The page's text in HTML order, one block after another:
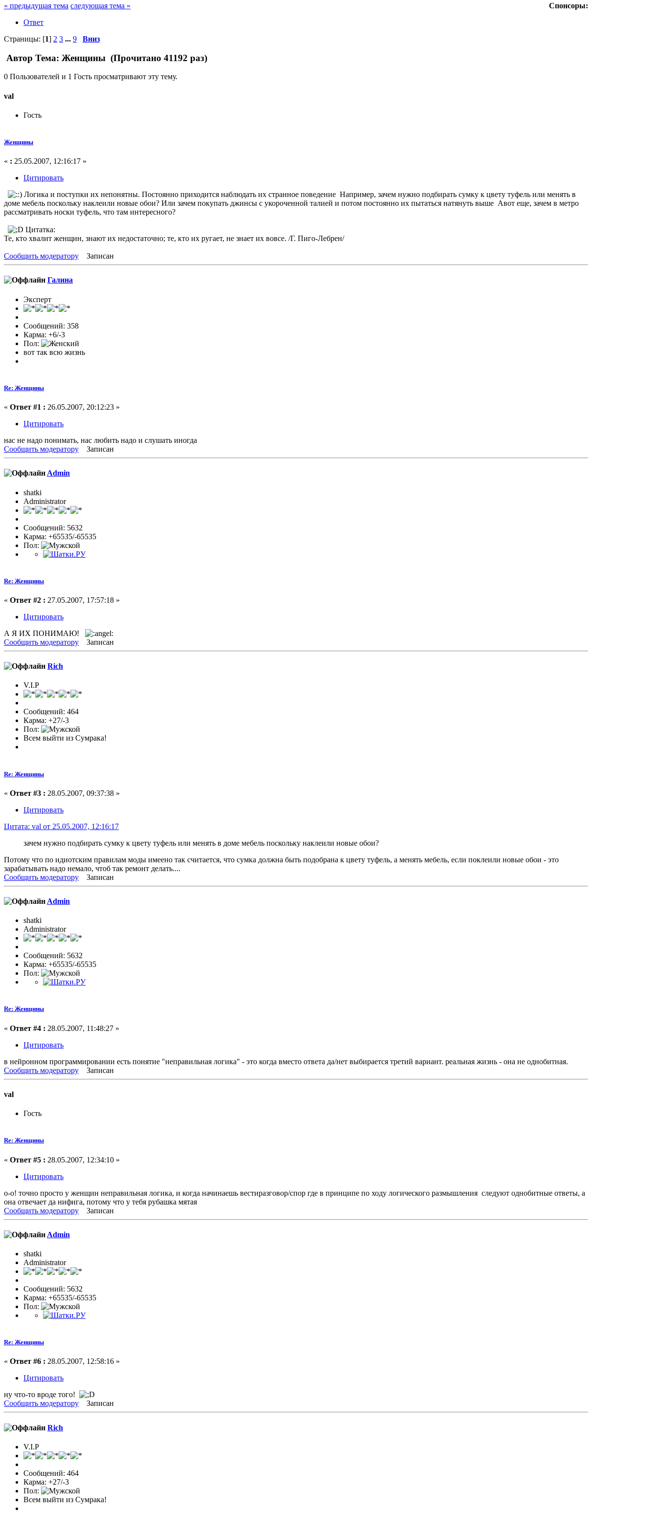
Спонсоры:
« предыдущая тема следующая тема »
Ответ
Страницы: [1] 2 3 ... 9 Вниз
Автор Тема: Женщины (Прочитано 41192 раз)
0 Пользователей и 1 Гость просматривают эту тему.
val
Гость
Женщины
« : 25.05.2007, 12:16:17 »
Цитировать
Логика и поступки их непонятны. Постоянно приходится наблюдать их странное поведение Например, зачем нужно подбирать сумку к цвету туфель или менять в
доме мебель поскольку наклеили новые обои? Или зачем покупать джинсы с укороченной талией и потом постоянно их пытаться натянуть выше Авот еще, зачем в метро
рассматривать носки туфель, что там интересного?
Цитатка:
Те, кто хвалит женщин, знают их недостаточно; те, кто их ругает, не знает их вовсе. /Г. Пиго-Лебрен/
Сообщить модератору Записан
Галина
Эксперт
Сообщений: 358
Карма: +6/-3
Пол:
вот так всю жизнь
Re: Женщины
« Ответ #1 : 26.05.2007, 20:12:23 »
Цитировать
нас не надо понимать, нас любить надо и слушать иногда
Сообщить модератору
Записан
Admin
shatki
Administrator
Сообщений: 5632
Карма: +65535/-65535
Пол:
Re: Женщины
« Ответ #2 : 27.05.2007, 17:57:18 »
Цитировать
А Я ИХ ПОНИМАЮ!
Сообщить модератору
Записан
Rich
V.I.P
Сообщений: 464
Карма: +27/-3
Пол:
Всем выйти из Сумрака!
Re: Женщины
« Ответ #3 : 28.05.2007, 09:37:38 »
Цитировать
Цитата: val от 25.05.2007, 12:16:17
зачем нужно подбирать сумку к цвету туфель или менять в доме мебель поскольку наклеили новые обои?
Потому что по идиотским правилам моды имеено так считается, что сумка должна быть подобрана к цвету туфель, а менять мебель, если поклеили новые обои - это
зарабатывать надо немало, чтоб так ремонт делать....
Сообщить модератору
Записан
Admin
shatki
Administrator
Сообщений: 5632
Карма: +65535/-65535
Пол:
Re: Женщины
« Ответ #4 : 28.05.2007, 11:48:27 »
Цитировать
в нейронном программировании есть понятие "неправильная логика" - это когда вместо ответа да/нет выбирается третий вариант. реальная жизнь - она не однобитная.
Сообщить модератору
Записан
val
Гость
Re: Женщины
« Ответ #5 : 28.05.2007, 12:34:10 »
Цитировать
о-о! точно просто у женщин неправильная логика, и когда начинаешь вестиразговор/спор где в принципе по ходу логического размышления следуют однобитные ответы, а
она отвечает да нифига, потому что у тебя рубашка мятая
Сообщить модератору
Записан
Admin
shatki
Administrator
Сообщений: 5632
Карма: +65535/-65535
Пол:
Re: Женщины
« Ответ #6 : 28.05.2007, 12:58:16 »
Цитировать
ну что-то вроде того!
Сообщить модератору
Записан
Rich
V.I.P
Сообщений: 464
Карма: +27/-3
Пол:
Всем выйти из Сумрака!